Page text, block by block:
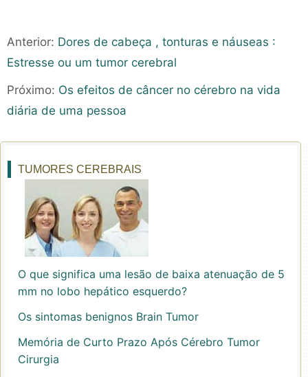
Anterior: Dores de cabeça , tonturas e náuseas :
Estresse ou um tumor cerebral
Próximo: Os efeitos de câncer no cérebro na vida
diária de uma pessoa
TUMORES CEREBRAIS
O que significa uma lesão de baixa atenuação de 5
mm no lobo hepático esquerdo?
Os sintomas benignos Brain Tumor
Memória de Curto Prazo Após Cérebro Tumor
Cirurgia